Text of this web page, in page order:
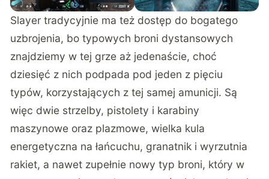
Slayer tradycyjnie ma też dostęp do bogatego
uzbrojenia, bo typowych broni dystansowych
znajdziemy w tej grze aż jedenaście, choć
dziesięć z nich podpada pod jeden z pięciu
typów, korzystających z tej samej amunicji. Są
więc dwie strzelby, pistolety i karabiny
maszynowe oraz plazmowe, wielka kula
energetyczna na łańcuchu, granatnik i wyrzutnia
rakiet, a nawet zupełnie nowy typ broni, który w